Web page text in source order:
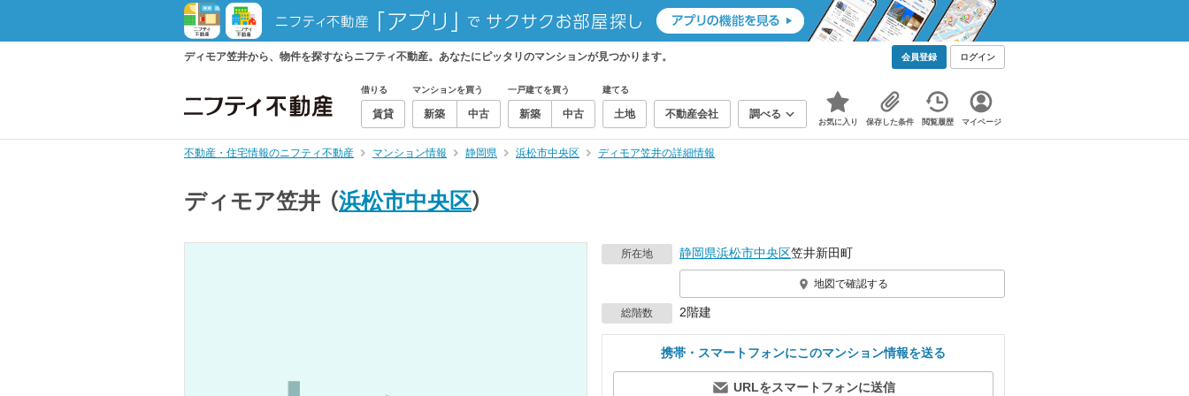
ディモア笠井から、物件を探すならニフティ不動産。あなたにピッタリのマンションが見つかります。 会員登録 ログイン
借りる
賃貸
マンションを買う
新築 中古
一戸建てを買う
新築 中古
建てる
土地 不動産会社 調べる
お気に入り 保存した条件 閲覧履歴 マイページ
不動産・住宅情報のニフティ不動産 マンション情報 静岡県 浜松市中央区 ディモア笠井の詳細情報
ディモア笠井 （浜松市中央区）
所在地 静岡県浜松市中央区笠井新田町
地図で確認する
総階数 2階建
携帯・スマートフォンにこのマンション情報を送る
URLをスマートフォンに送信